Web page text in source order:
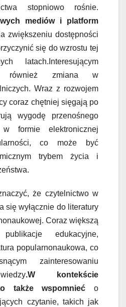
stopniowo rośnie.
mediów i platform
zwiększeniu dostępności
się do wzrostu tej
latach.Interesującym
również zmiana w
Wraz z rozwojem
coraz chętniej sięgają po
wygodę przenośnego
formie elektronicznej
co może być
trybem życia i
że czytelnictwo w
się wyłącznie do literatury
Coraz większą
edukacyjne,
popularnonaukowa, co
zainteresowaniu
.W kontekście
także wspomnieć o
czytanie, takich jak